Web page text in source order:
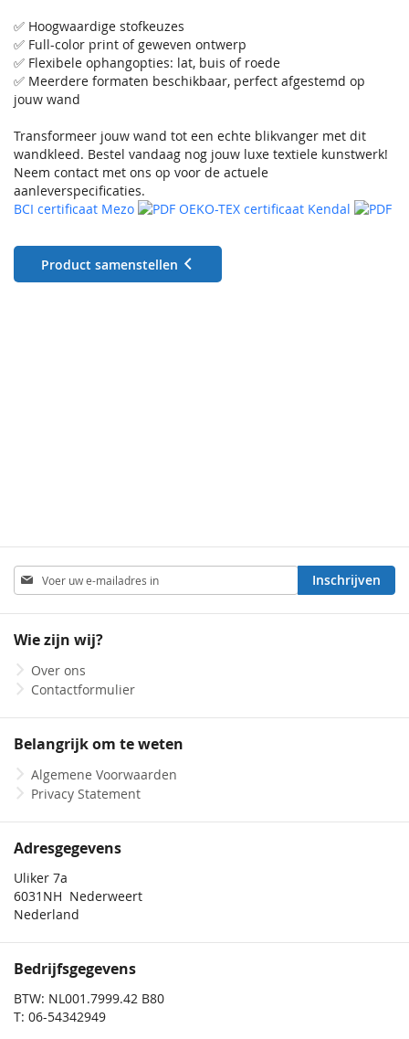
✅ Hoogwaardige stofkeuzes
✅ Full-color print of geweven ontwerp
✅ Flexibele ophangopties: lat, buis of roede
✅ Meerdere formaten beschikbaar, perfect afgestemd op
jouw wand
Transformeer jouw wand tot een echte blikvanger met dit
wandkleed. Bestel vandaag nog jouw luxe textiele kunstwerk!
Neem contact met ons op voor de actuele
aanleverspecificaties.
BCI certificaat Mezo
OEKO-TEX certificaat Kendal
Product samenstellen
Abonneer
u
op
nieuwsbrief
Inschrijven
Wie zijn wij?
Over ons
Contactformulier
Belangrijk om te weten
Algemene Voorwaarden
Privacy Statement
Adresgegevens
Uliker 7a
6031NH Nederweert
Nederland
Bedrijfsgegevens
BTW: NL001.7999.42 B80
T: 06-54342949